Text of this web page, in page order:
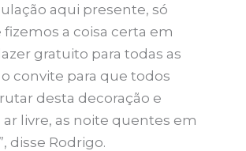
aqui presente, só
a coisa certa em
gratuito para todas as
convite para que todos
desta decoração e
ar livre, as noite quentes em
disse Rodrigo.